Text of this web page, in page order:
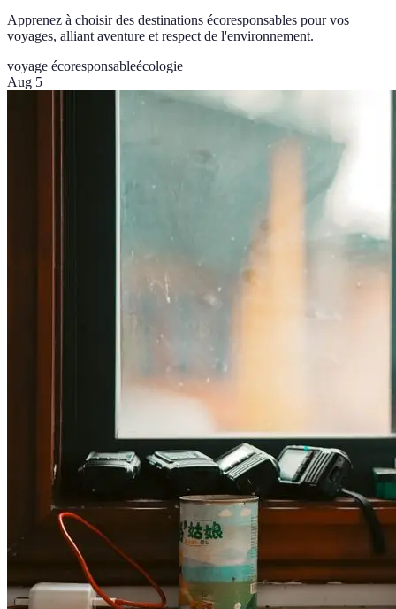
Apprenez à choisir des destinations écoresponsables pour vos
voyages, alliant aventure et respect de l'environnement.
voyage écoresponsableécologie
Aug 5